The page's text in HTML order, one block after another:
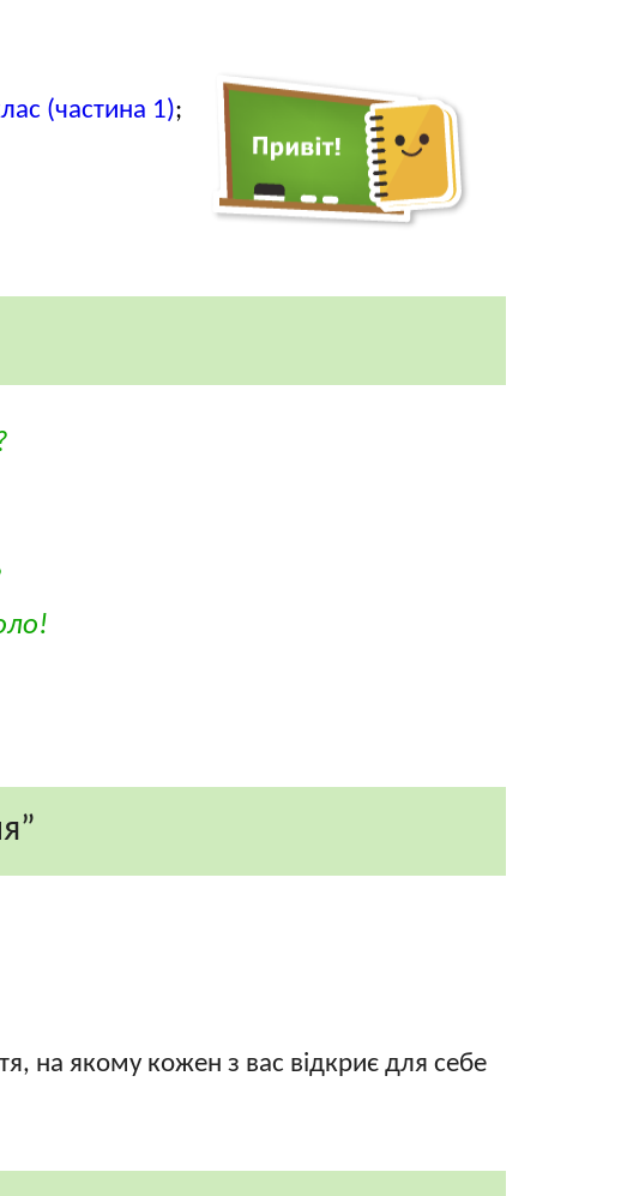
(частина 1);
на якому кожен з вас відкриє для себе